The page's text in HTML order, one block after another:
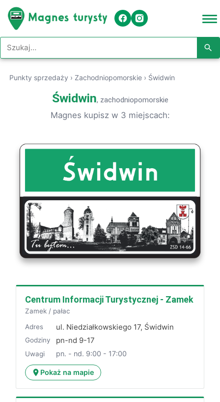
Szukaj w serwisie
Punkty sprzedaży › Zachodniopomorskie › Świdwin
Świdwin, zachodniopomorskie
Magnes kupisz w 3 miejscach:
Centrum Informacji Turystycznej - Zamek
Zamek / pałac
Adres ul. Niedziałkowskiego 17, Świdwin
Godziny pn-nd 9-17
Uwagi pn. - nd. 9:00 - 17:00
Pokaż na mapie